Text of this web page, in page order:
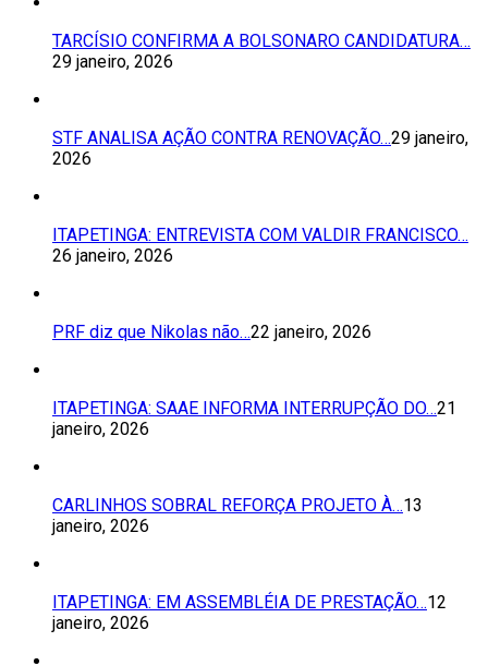
TARCÍSIO CONFIRMA A BOLSONARO CANDIDATURA…
29 janeiro, 2026
STF ANALISA AÇÃO CONTRA RENOVAÇÃO…29 janeiro,
2026
ITAPETINGA: ENTREVISTA COM VALDIR FRANCISCO…
26 janeiro, 2026
PRF diz que Nikolas não…22 janeiro, 2026
ITAPETINGA: SAAE INFORMA INTERRUPÇÃO DO…21
janeiro, 2026
CARLINHOS SOBRAL REFORÇA PROJETO À…13
janeiro, 2026
ITAPETINGA: EM ASSEMBLÉIA DE PRESTAÇÃO…12
janeiro, 2026